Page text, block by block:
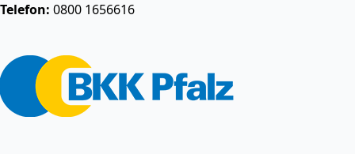
Telefon: 0800 1656616